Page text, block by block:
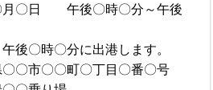
月〇日 午後〇時〇分～午後
〇時〇分に出港します。
〇市〇〇町〇丁目〇番〇号